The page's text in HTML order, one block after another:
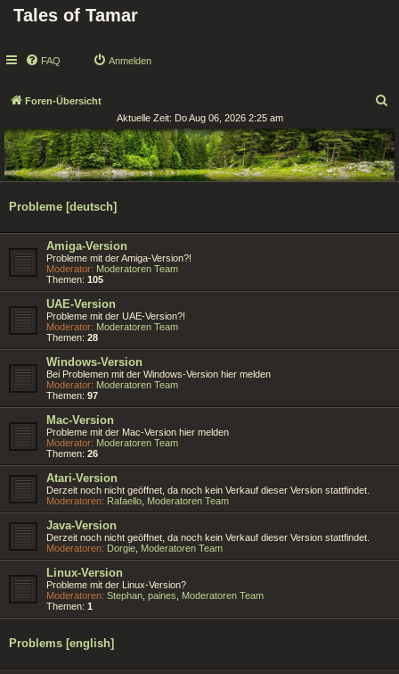
Tales of Tamar
FAQ Anmelden
Foren-Übersicht
c
h
e
Aktuelle Zeit: Do Aug 06, 2026 2:25 am
Probleme [deutsch]
Amiga-Version
Probleme mit der Amiga-Version?!
Moderator: Moderatoren Team
Themen: 105
UAE-Version
Probleme mit der UAE-Version?!
Moderator: Moderatoren Team
Themen: 28
Windows-Version
Bei Problemen mit der Windows-Version hier melden
Moderator: Moderatoren Team
Themen: 97
Mac-Version
Probleme mit der Mac-Version hier melden
Moderator: Moderatoren Team
Themen: 26
Atari-Version
Derzeit noch nicht geöffnet, da noch kein Verkauf dieser Version stattfindet.
Moderatoren: Rafaello Moderatoren Team
Java-Version
Derzeit noch nicht geöffnet, da noch kein Verkauf dieser Version stattfindet.
Moderatoren: Dorgie Moderatoren Team
Linux-Version
Probleme mit der Linux-Version?
Moderatoren: Stephan paines
Moderatoren Team
Themen: 1
Problems [english]